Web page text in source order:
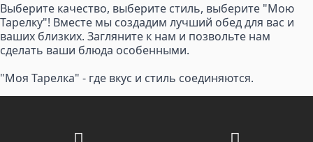
Выберите качество, выберите стиль, выберите "Мою
Тарелку"! Вместе мы создадим лучший обед для вас и
ваших близких. Загляните к нам и позвольте нам
сделать ваши блюда особенными.
"Моя Тарелка" - где вкус и стиль соединяются.